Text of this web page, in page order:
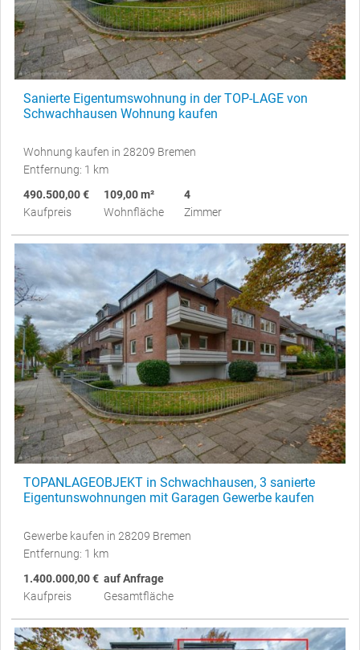
Sanierte Eigentumswohnung in der TOP-LAGE von
Schwachhausen Wohnung kaufen
Wohnung kaufen in 28209 Bremen
Entfernung: 1 km
490.500,00 €
Kaufpreis
109,00 m²
Wohnfläche
4
Zimmer
TOPANLAGEOBJEKT in Schwachhausen, 3 sanierte
Eigentunswohnungen mit Garagen Gewerbe kaufen
Gewerbe kaufen in 28209 Bremen
Entfernung: 1 km
1.400.000,00 €
Kaufpreis
auf Anfrage
Gesamtfläche